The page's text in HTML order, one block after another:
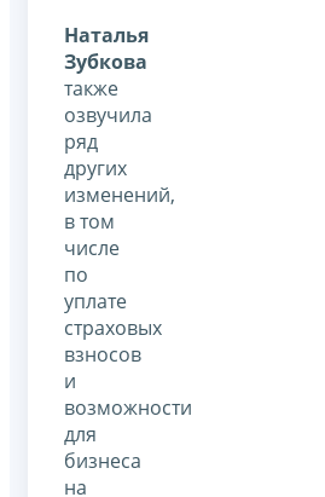
Наталья
Зубкова
также
озвучила
ряд
других
изменений,
в том
числе
по
уплате
страховых
взносов
и
возможности
для
бизнеса
на